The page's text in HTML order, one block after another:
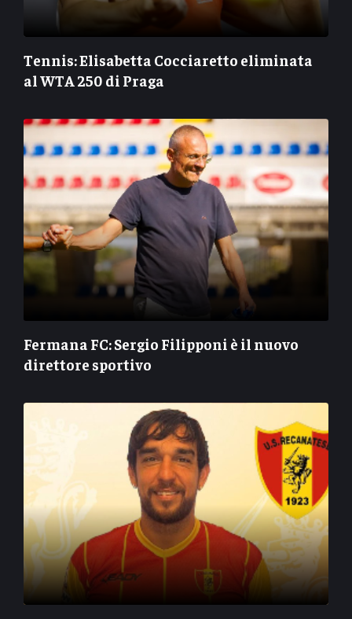
Tennis: Elisabetta Cocciaretto eliminata
al WTA 250 di Praga
Fermana FC: Sergio Filipponi è il nuovo
direttore sportivo